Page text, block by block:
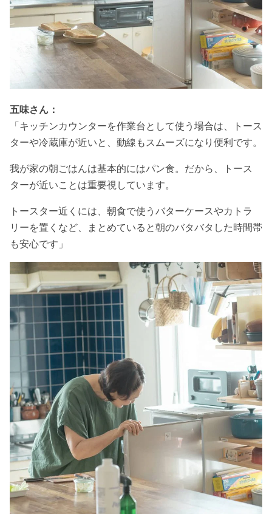
五味さん：
「キッチンカウンターを作業台として使う場合は、トース
ターや冷蔵庫が近いと、動線もスムーズになり便利です。
我が家の朝ごはんは基本的にはパン食。だから、トース
ターが近いことは重要視しています。
トースター近くには、朝食で使うバターケースやカトラ
リーを置くなど、まとめていると朝のバタバタした時間帯
も安心です」